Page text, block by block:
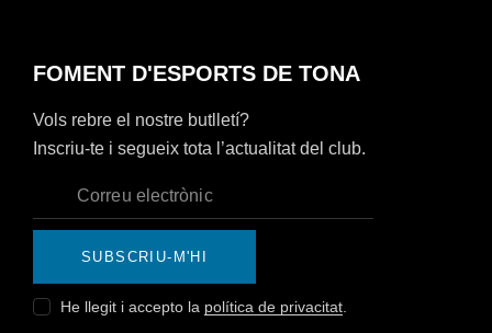
FOMENT D'ESPORTS DE TONA
Vols rebre el nostre butlletí?
Inscriu-te i segueix tota l’actualitat del club.
SUBSCRIU-M'HI
He llegit i accepto la política de privacitat